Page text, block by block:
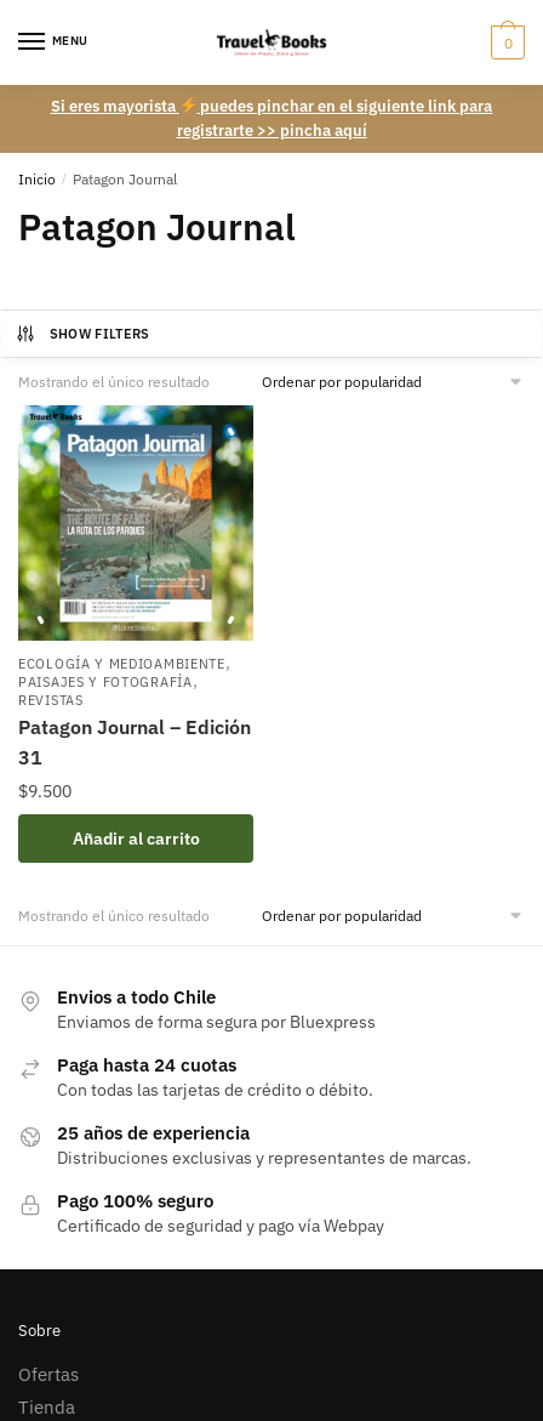
MENU 0
Si eres mayorista
puedes pinchar en el siguiente link para
registrarte >> pincha aquí
Inicio / Patagon Journal
Patagon Journal
SHOW FILTERS
Mostrando el único resultado
ECOLOGÍA Y MEDIOAMBIENTE,
PAISAJES Y FOTOGRAFÍA,
REVISTAS
Patagon Journal – Edición
31
$9.500
Añadir al carrito
Mostrando el único resultado
Envios a todo Chile
Enviamos de forma segura por Bluexpress
Paga hasta 24 cuotas
Con todas las tarjetas de crédito o débito.
25 años de experiencia
Distribuciones exclusivas y representantes de marcas.
Pago 100% seguro
Certificado de seguridad y pago vía Webpay
Sobre
Ofertas
Tienda